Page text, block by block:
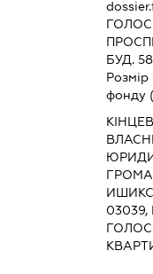
БУД.
Розмір
фонду